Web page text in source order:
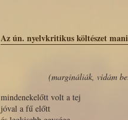
Az ún. nyelvkritikus költészet
(margináliák, vidám
mindenekelőtt volt a tej
jóval a fű előtt